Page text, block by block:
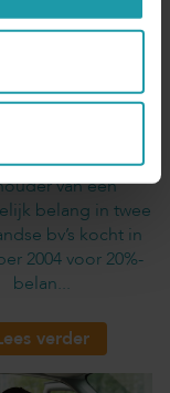
aandelen
voor te lage
van een
belang in twee
bv’s kocht in
2004 voor 20%-
belan...
verder